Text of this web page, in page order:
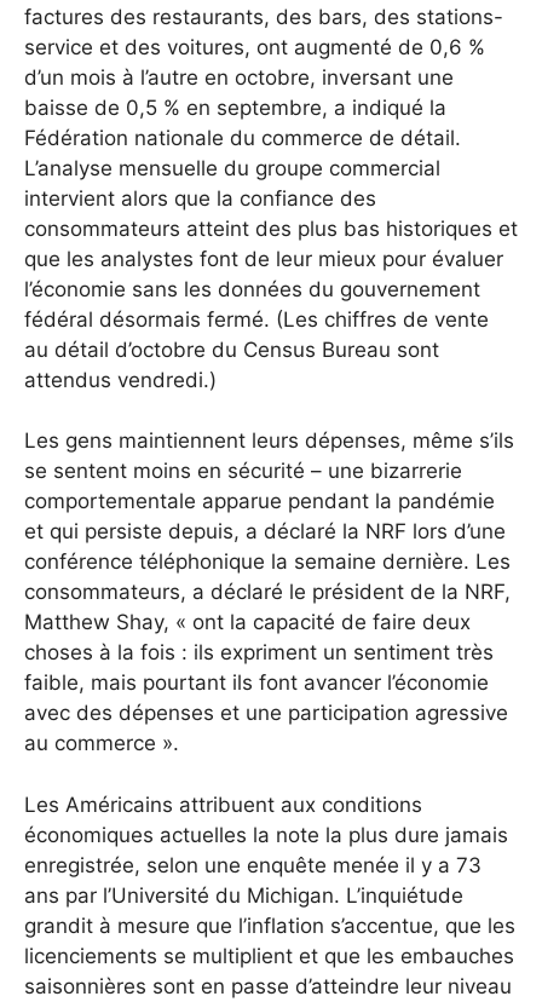
factures des restaurants, des bars, des stations-
service et des voitures, ont augmenté de 0,6 %
d’un mois à l’autre en octobre, inversant une
baisse de 0,5 % en septembre, a indiqué la
Fédération nationale du commerce de détail.
L’analyse mensuelle du groupe commercial
intervient alors que la confiance des
consommateurs atteint des plus bas historiques et
que les analystes font de leur mieux pour évaluer
l’économie sans les données du gouvernement
fédéral désormais fermé. (Les chiffres de vente
au détail d’octobre du Census Bureau sont
attendus vendredi.)
Les gens maintiennent leurs dépenses, même s’ils
se sentent moins en sécurité – une bizarrerie
comportementale apparue pendant la pandémie
et qui persiste depuis, a déclaré la NRF lors d’une
conférence téléphonique la semaine dernière. Les
consommateurs, a déclaré le président de la NRF,
Matthew Shay, « ont la capacité de faire deux
choses à la fois : ils expriment un sentiment très
faible, mais pourtant ils font avancer l’économie
avec des dépenses et une participation agressive
au commerce ».
Les Américains attribuent aux conditions
économiques actuelles la note la plus dure jamais
enregistrée, selon une enquête menée il y a 73
ans par l’Université du Michigan. L’inquiétude
grandit à mesure que l’inflation s’accentue, que les
licenciements se multiplient et que les embauches
saisonnières sont en passe d’atteindre leur niveau